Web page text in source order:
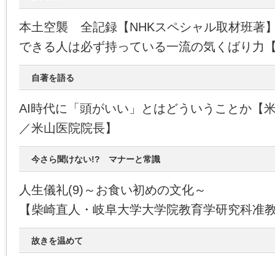
本土空襲 全記録【NHKスペシャル取材班著
できる人は必ず持っている一流の気くばり力
自著を語る
AI時代に「頭がいい」とはどういうことか【
／米山医院院長】
今さら聞けない!? マナーと常識
人生儀礼(9)～お食い初めの文化～
【柴崎直人・岐阜大学大学院教育学研究科准
故きを温めて